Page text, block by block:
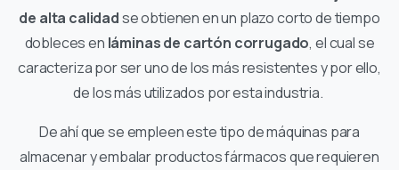
de alta calidadse obtienen en un plazo corto de tiempo
dobleces en láminas de cartón corrugado, el cual se
caracteriza por ser uno de los más resistentes y por ello,
de los más utilizados por esta industria.
De ahí que se empleen este tipo de máquinas para
almacenar y embalar productos fármacos que requieren